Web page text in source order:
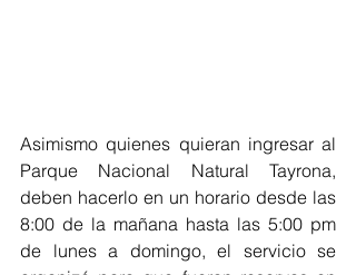
Asimismo quienes quieran ingresar al
Parque Nacional Natural Tayrona,
deben hacerlo en un horario desde las
8:00 de la mañana hasta las 5:00 pm
de lunes a domingo, el servicio se